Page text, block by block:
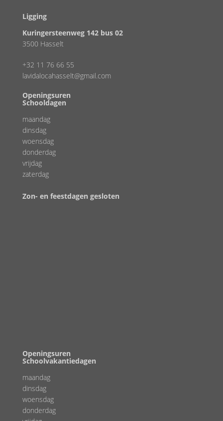
Ligging
Kuringersteenweg 142 bus 02
3500 Hasselt
+32 11 76 66 55
lavidalocahasselt@gmail.com
Openingsuren
Schooldagen
maandag
dinsdag
woensdag
donderdag
vrijdag
zaterdag
Zon- en feestdagen gesloten
Openingsuren
Schoolvakantiedagen
maandag
dinsdag
woensdag
donderdag